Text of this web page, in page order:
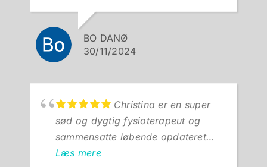
Christina uden tvivl er den bedste
fysioterapeut jeg nogensinde har
gået hos. Christina er virkelig god
til at lytte sig ind til hvad de
foretage den rette behandling i
forhold til dette. Samtidig lægger
Christina mærke til ting, jeg ikke
selv har vært tilstrækkelig
opmærksom på og hvor ændringer
BO DANØ
30/11/2024
Christina er en super
sød og dygtig fysioterapeut og
sammensatte løbende opdateret
genoptræningsprogram i
Læs mere